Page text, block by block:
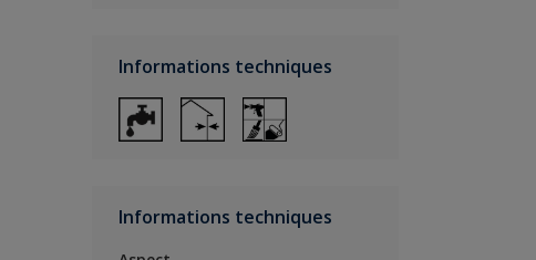
Informations techniques
Informations techniques